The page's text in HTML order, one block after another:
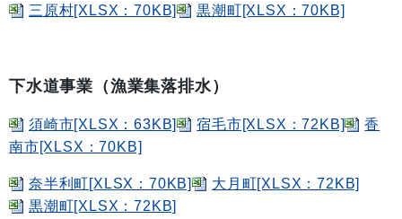
三原村[XLSX：70KB] 黒潮町[XLSX：70KB]
下水道事業（漁業集落排水）
須崎市[XLSX：63KB] 宿毛市[XLSX：72KB]
香
南市[XLSX：70KB]
奈半利町[XLSX：70KB]
大月町[XLSX：72KB]
黒潮町[XLSX：72KB]